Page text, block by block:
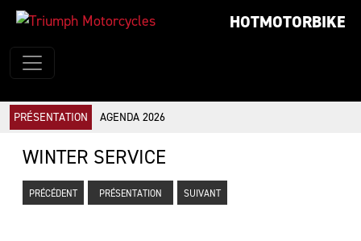
HOTMOTORBIKE
PRÉSENTATION AGENDA 2026
WINTER SERVICE
PRÉCÉDENT PRÉSENTATION SUIVANT